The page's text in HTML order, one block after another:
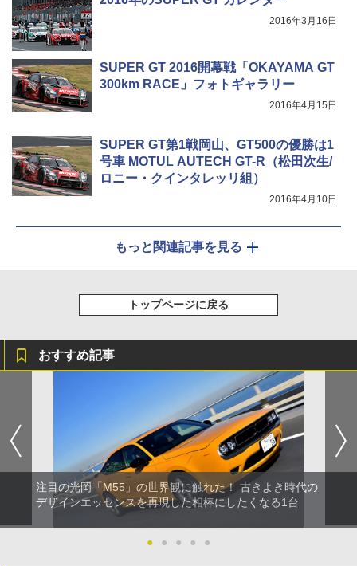
2016年3月16日
SUPER GT 2016開幕戦「OKAYAMA GT
300km RACE」フォトギャラリー
2016年4月15日
SUPER GT第1戦岡山、GT500の優勝は1
号車 MOTUL AUTECH GT-R（松田次生/
ロニー・クインタレッリ組）
2016年4月10日
もっと関連記事を見る
トップページに戻る
おすすめ記事
注目の光岡「M55」の世界観に触れた！ 古きよき時代の
デザインエッセンスを再現した相棒にしたくなる1台
● ● ● ● ●